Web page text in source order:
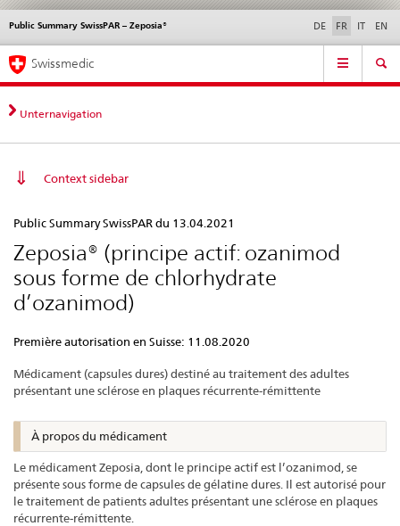
Navigation
directe:
actualités,
bases
contact
Actualités & Mises à
normes
Contact | Support &
aide
Public Summary SwissPAR – Zeposia® DE FR IT EN
Service
Navigation
Swissmedic
Unternavigation
Context sidebar
Summary
SwissPAR
–
Zeposia®
Public Summary SwissPAR du 13.04.2021
Zeposia® (principe actif: ozanimod
sous forme de chlorhydrate
d’ozanimod)
Première autorisation en Suisse: 11.08.2020
Médicament (capsules dures) destiné au traitement des adultes
présentant une sclérose en plaques récurrente-rémittente
À propos du médicament
Le médicament Zeposia, dont le principe actif est l’ozanimod, se
présente sous forme de capsules de gélatine dures. Il est autorisé pour
le traitement de patients adultes présentant une sclérose en plaques
récurrente-rémittente.